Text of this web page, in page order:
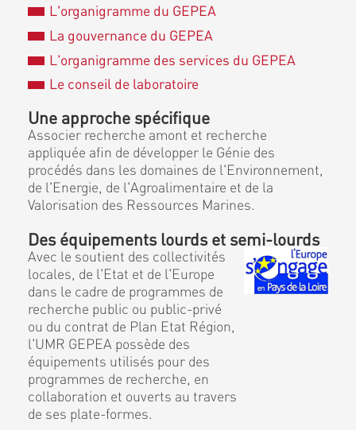
L'organigramme du GEPEA
La gouvernance du GEPEA
L'organigramme des services du GEPEA
Le conseil de laboratoire
Une approche spécifique
Associer recherche amont et recherche
appliquée afin de développer le Génie des
procédés dans les domaines de l'Environnement,
de l'Energie, de l'Agroalimentaire et de la
Valorisation des Ressources Marines.
Des équipements lourds et semi-lourds
Avec le soutient des collectivités
locales, de l'Etat et de l'Europe
dans le cadre de programmes de
recherche public ou public-privé
ou du contrat de Plan Etat Région,
l'UMR GEPEA possède des
équipements utilisés pour des
programmes de recherche, en
collaboration et ouverts au travers
de ses plate-formes.